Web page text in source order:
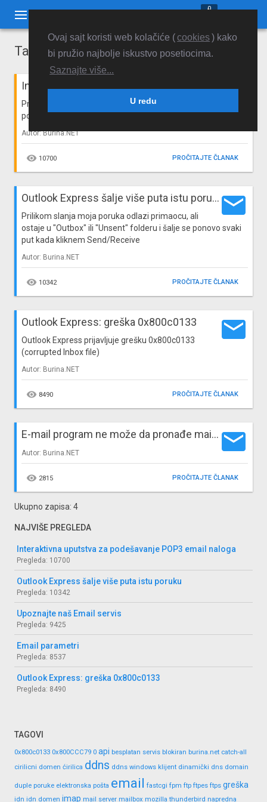

0 
Ovaj sajt koristi web kolačiće (cookies) kako
bi pružio najbolje iskustvo posetiocima.
Saznajte više...
U redu
Tag: outlook express
email
Pripremili smo za vas interaktivna uputstva za
podešavanje najpopularnijih email klijenata
Autor: Burina.NET
 10700 PROČITAJTE ČLANAK
email
Outlook Express šalje više puta istu poruku
Prilikom slanja moja poruka odlazi primaocu, ali
ostaje u "Outbox" ili "Unsent" folderu i šalje se ponovo svaki
put kada kliknem Send/Receive
Autor: Burina.NET
 10342 PROČITAJTE ČLANAK
email
Outlook Express: greška 0x800c0133
Outlook Express prijavljuje grešku 0x800c0133
(corrupted Inbox file)
Autor: Burina.NET
 8490 PROČITAJTE ČLANAK
email
E-mail program ne može da pronađe mail server
Autor: Burina.NET
 2815 PROČITAJTE ČLANAK
Ukupno zapisa: 4
NAJVIŠE PREGLEDA
Interaktivna uputstva za podešavanje POP3 email naloga
Pregleda: 10700
Outlook Express šalje više puta istu poruku
Pregleda: 10342
Upoznajte naš Email servis
Pregleda: 9425
Email parametri
Pregleda: 8537
Outlook Express: greška 0x800c0133
Pregleda: 8490
TAGOVI
0x800c0133 0x800CCC79 0 api besplatan servis blokiran burina.net catch-all
cirilicni domen ćirilica ddns ddns windows klijent dinamički dns domain
duple poruke elektronska pošta email fastcgi fpm ftp ftpes ftps greška
idn idn domen imap mail server mailbox mozilla thunderbird napredna